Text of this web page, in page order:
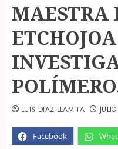
MAESTRA
Facebook
LUIS DIAZ LLAMITA